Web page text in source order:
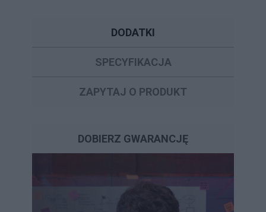
DODATKI
SPECYFIKACJA
ZAPYTAJ O PRODUKT
DOBIERZ GWARANCJĘ